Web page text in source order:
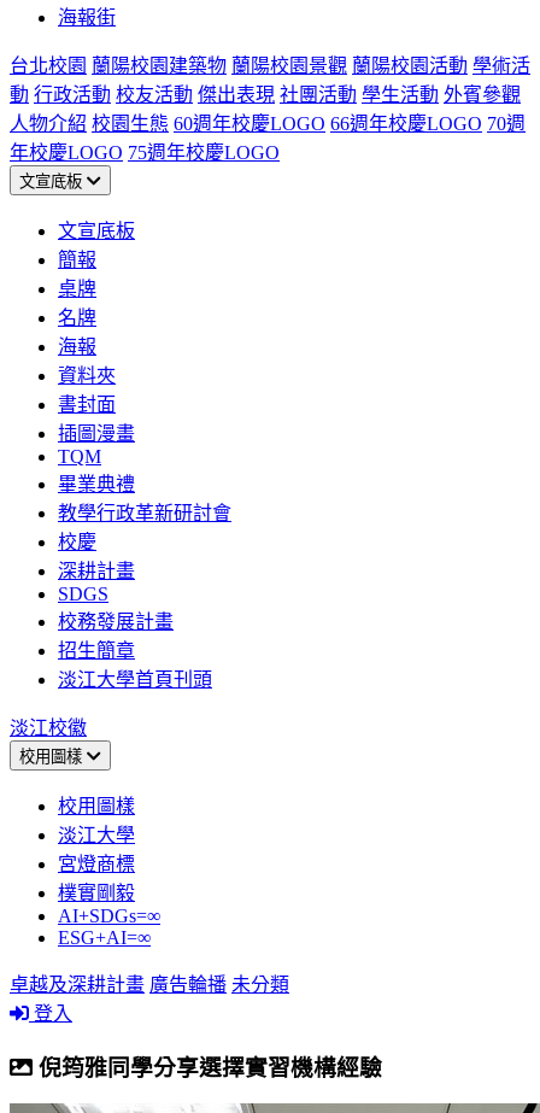
海報街
台北校園 蘭陽校園建築物 蘭陽校園景觀 蘭陽校園活動 學術活
動 行政活動 校友活動 傑出表現 社團活動 學生活動 外賓參觀
人物介紹 校園生態 60週年校慶LOGO 66週年校慶LOGO 70週
年校慶LOGO 75週年校慶LOGO
文宣底板
文宣底板
簡報
桌牌
名牌
海報
資料夾
書封面
插圖漫畫
TQM
畢業典禮
教學行政革新研討會
校慶
深耕計畫
SDGS
校務發展計畫
招生簡章
淡江大學首頁刊頭
淡江校徽
校用圖樣
校用圖樣
淡江大學
宮燈商標
樸實剛毅
AI+SDGs=∞
ESG+AI=∞
卓越及深耕計畫 廣告輪播 未分類
登入
倪筠雅同學分享選擇實習機構經驗